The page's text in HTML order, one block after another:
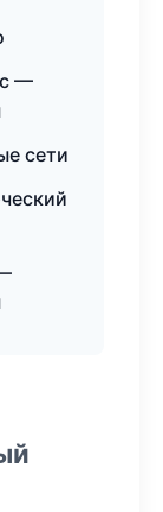
—
сети